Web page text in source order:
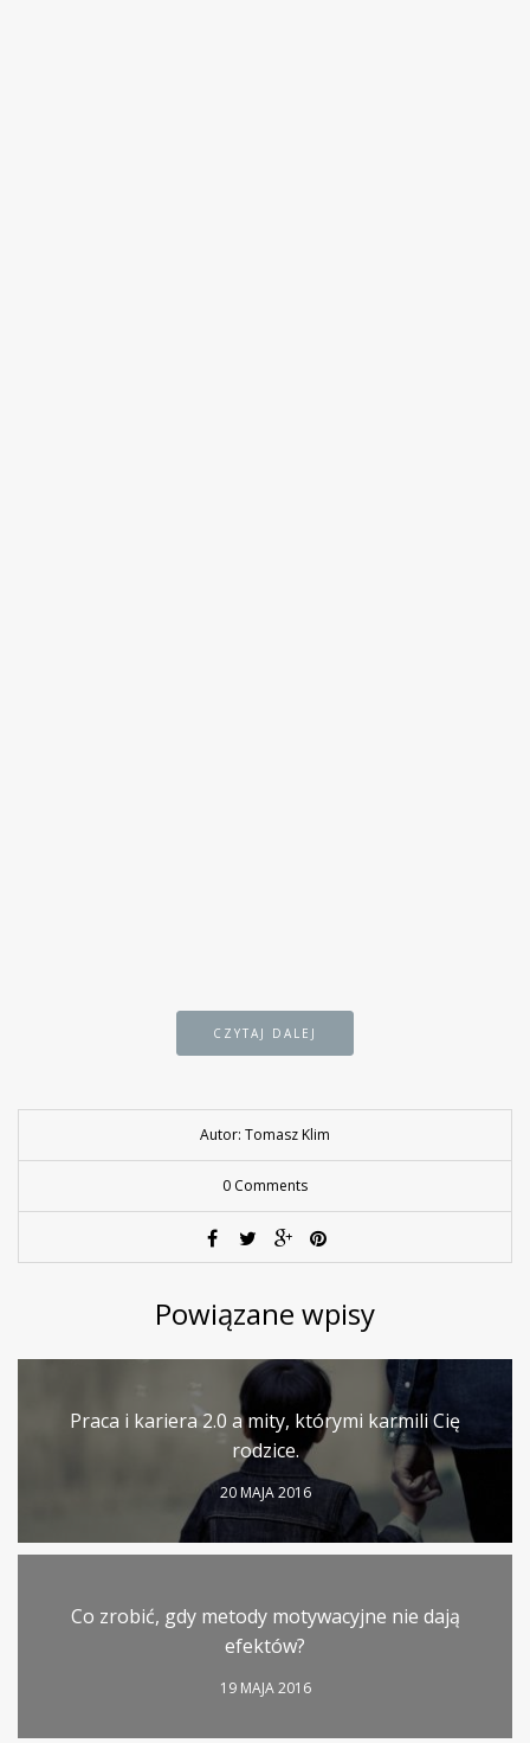
CZYTAJ DALEJ
Autor: Tomasz Klim
0 Comments
Powiązane wpisy
Praca i kariera 2.0 a mity, którymi karmili Cię
rodzice.
20 MAJA 2016
Co zrobić, gdy metody motywacyjne nie dają
efektów?
19 MAJA 2016